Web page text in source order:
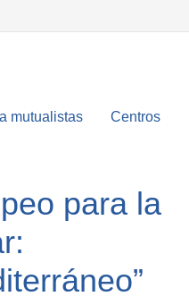
mutualistas Centros
para la